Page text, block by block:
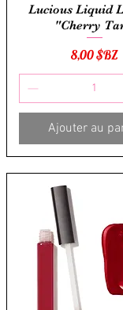
Aperçu
Lucious Liquid
"Cherry
Prix
8,00 $BZ
Ajouter au